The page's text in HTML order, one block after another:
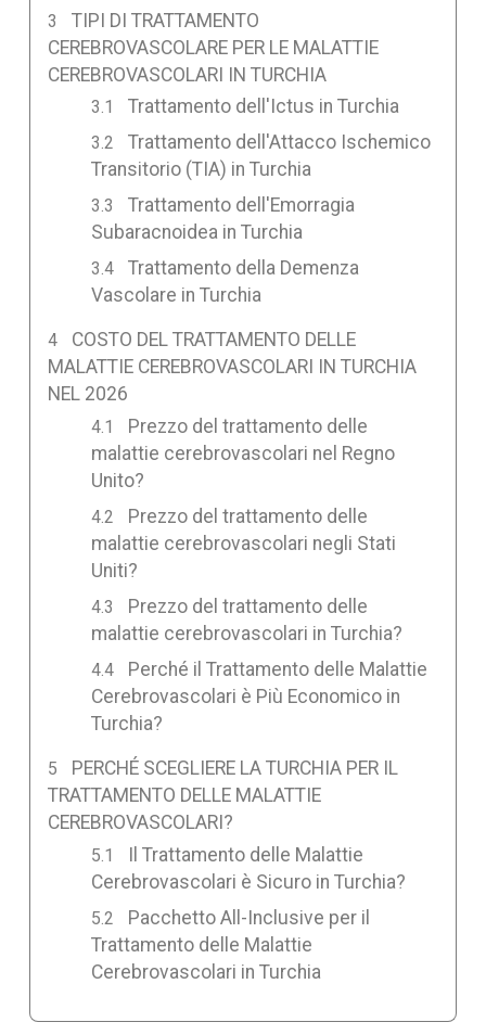
TIPI DI TRATTAMENTO
CEREBROVASCOLARE PER LE MALATTIE
CEREBROVASCOLARI IN TURCHIA
Trattamento dell'Ictus in Turchia
Trattamento dell'Attacco Ischemico
Transitorio (TIA) in Turchia
Trattamento dell'Emorragia
Subaracnoidea in Turchia
Trattamento della Demenza
Vascolare in Turchia
COSTO DEL TRATTAMENTO DELLE
MALATTIE CEREBROVASCOLARI IN TURCHIA
NEL 2026
Prezzo del trattamento delle
malattie cerebrovascolari nel Regno
Unito?
Prezzo del trattamento delle
malattie cerebrovascolari negli Stati
Uniti?
Prezzo del trattamento delle
malattie cerebrovascolari in Turchia?
Perché il Trattamento delle Malattie
Cerebrovascolari è Più Economico in
Turchia?
PERCHÉ SCEGLIERE LA TURCHIA PER IL
TRATTAMENTO DELLE MALATTIE
CEREBROVASCOLARI?
Il Trattamento delle Malattie
Cerebrovascolari è Sicuro in Turchia?
Pacchetto All-Inclusive per il
Trattamento delle Malattie
Cerebrovascolari in Turchia